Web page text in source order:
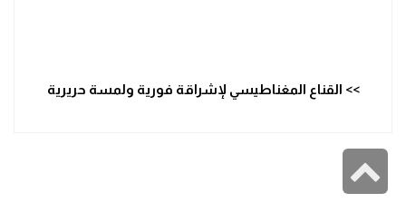
>> القناع المغناطيسي لإشراقة فورية ولمسة حريرية
إلى